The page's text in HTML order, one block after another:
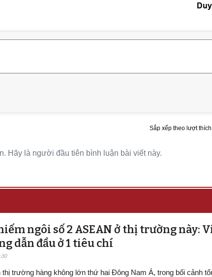
Sắp xếp theo lượt thích
Hãy là người đầu tiên bình luận bài viết này.
ngôi số 2 ASEAN ở thị trường này:
dẫn đầu ở 1 tiêu chí
trường hàng không lớn thứ hai Đông Nam Á, trong bối cảnh